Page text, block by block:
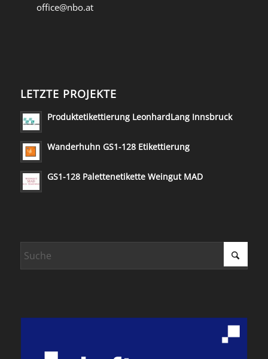
office@nbo.at
LETZTE PROJEKTE
Produktetikettierung LeonhardLang Innsbruck
Wanderhuhn GS1-128 Etikettierung
GS1-128 Palettenetikette Weingut MAD